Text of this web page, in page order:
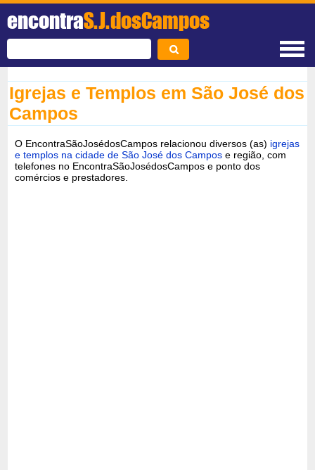
encontraS.J.dosCampos
Igrejas e Templos em São José dos
Campos
O EncontraSãoJosédosCampos relacionou diversos (as) igrejas
e templos na cidade de São José dos Campos e região, com
telefones no EncontraSãoJosédosCampos e ponto dos
comércios e prestadores.